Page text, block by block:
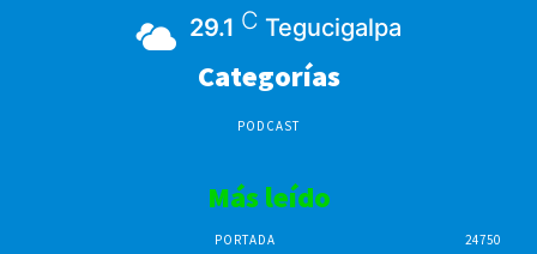
29.1 C Tegucigalpa
Categorías
PODCAST
Más leído
PORTADA
24750